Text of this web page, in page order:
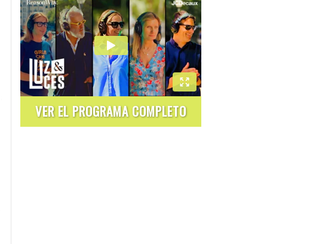
VER EL PROGRAMA COMPLETO